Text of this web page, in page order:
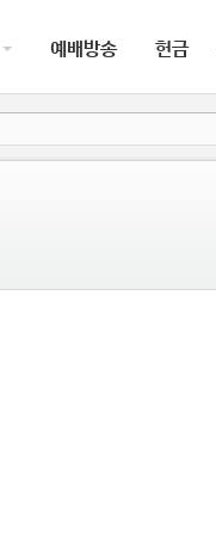
예배방송 헌금